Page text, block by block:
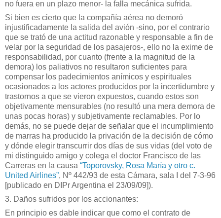
no fuera en un plazo menor- la falla mecánica sufrida.
Si bien es cierto que la compañía aérea no demoró
injustificadamente la salida del avión -sino, por el contrario
que se trató de una actitud razonable y responsable a fin de
velar por la seguridad de los pasajeros-, ello no la exime de
responsabilidad, por cuanto (frente a la magnitud de la
demora) los paliativos no resultaron suficientes para
compensar los padecimientos anímicos y espirituales
ocasionados a los actores producidos por la incertidumbre y
trastornos a que se vieron expuestos, cuando estos son
objetivamente mensurables (no resultó una mera demora de
unas pocas horas) y subjetivamente reclamables. Por lo
demás, no se puede dejar de señalar que el incumplimiento
de marras ha producido la privación de la decisión de cómo
y dónde elegir transcurrir dos días de sus vidas (del voto de
mi distinguido amigo y colega el doctor Francisco de las
Carreras en la causa “Toporovsky, Rosa María y otro c.
United Airlines”, Nº 442/93 de esta Cámara, sala I del 7-3-96
[publicado en DIPr Argentina el 23/09/09]).
3. Daños sufridos por los accionantes:
En principio es dable indicar que como el contrato de